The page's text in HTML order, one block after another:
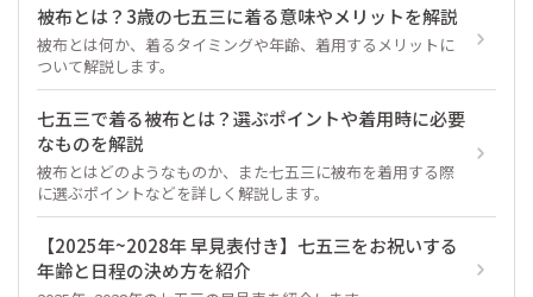
被布とは？3歳の七五三に着る意味やメリットを解説
被布とは何か、着るタイミングや年齢、着用するメリットに
ついて解説します。
七五三で着る被布とは？選ぶポイントや着用時に必要
なものを解説
被布とはどのようなものか、また七五三に被布を着用する際
に選ぶポイントなどを詳しく解説します。
【2025年~2028年 早見表付き】七五三をお祝いする
年齢と日程の決め方を紹介